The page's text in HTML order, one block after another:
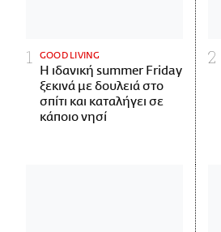
GOOD LIVING
Η ιδανική summer Friday
ξεκινά με δουλειά στο
σπίτι και καταλήγει σε
κάποιο νησί